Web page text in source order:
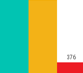
376